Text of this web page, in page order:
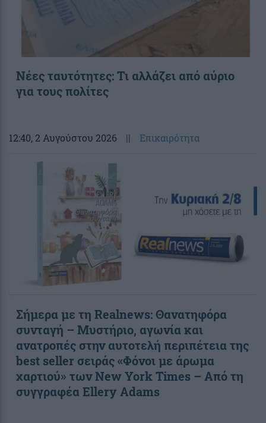
Νέες ταυτότητες: Τι αλλάζει από αύριο
για τους πολίτες
12:40, 2 Αυγούστου 2026 || Επικαιρότητα
Σήμερα με τη Realnews: Θανατηφόρα
συνταγή – Μυστήριο, αγωνία και
ανατροπές στην αυτοτελή περιπέτεια της
best seller σειράς «Φόνοι με άρωμα
χαρτιού» των New York Times – Από τη
συγγραφέα Ellery Adams